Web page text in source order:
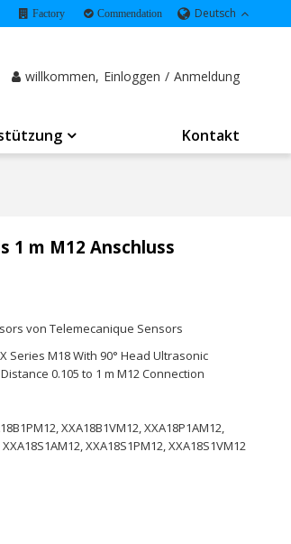
Factory Commendation Deutsch
willkommen, Einloggen / Anmeldung
Kontakt
1 m M12 Anschluss
von Telemecanique Sensors
Series M18 With 90° Head Ultrasonic
0.105 to 1 m M12 Connection
XXA18B1VM12, XXA18P1AM12,
XXA18S1PM12, XXA18S1VM12